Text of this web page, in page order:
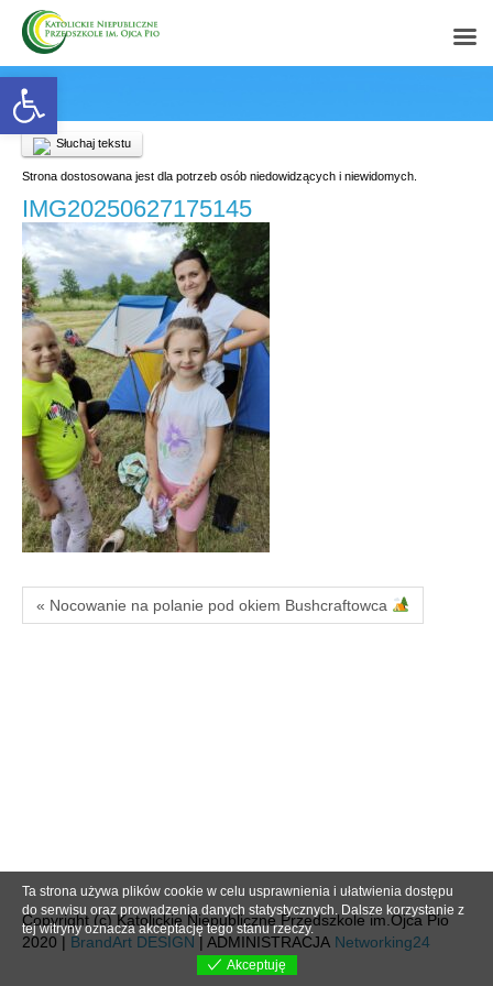
Open toolbar
Słuchaj tekstu
Strona dostosowana jest dla potrzeb osób niedowidzących i niewidomych.
IMG20250627175145
« Nocowanie na polanie pod okiem Bushcraftowca
Copyright (c) Katolickie Niepubliczne Przedszkole im.Ojca Pio
2020 | BrandArt DESIGN | ADMINISTRACJA Networking24
Ta strona używa plików cookie w celu usprawnienia i ułatwienia dostępu
do serwisu oraz prowadzenia danych statystycznych. Dalsze korzystanie z
tej witryny oznacza akceptację tego stanu rzeczy.
Akceptuję